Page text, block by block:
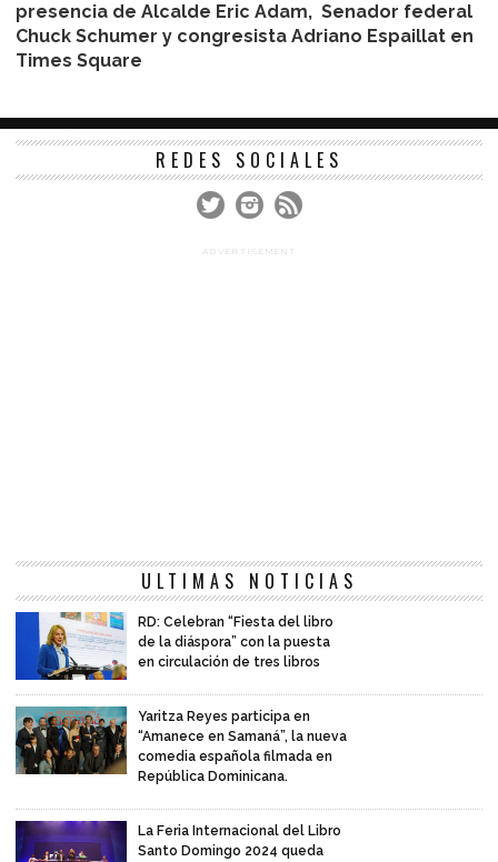
presencia de Alcalde Eric Adam, Senador federal
Chuck Schumer y congresista Adriano Espaillat en
Times Square
REDES SOCIALES
ADVERTISEMENT
ULTIMAS NOTICIAS
RD: Celebran “Fiesta del libro
de la diáspora” con la puesta
en circulación de tres libros
Yaritza Reyes participa en
“Amanece en Samaná”, la nueva
comedia española filmada en
República Dominicana.
La Feria Internacional del Libro
Santo Domingo 2024 queda